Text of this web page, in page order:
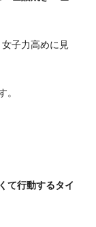
子力高めに見
。
て行動するタイ